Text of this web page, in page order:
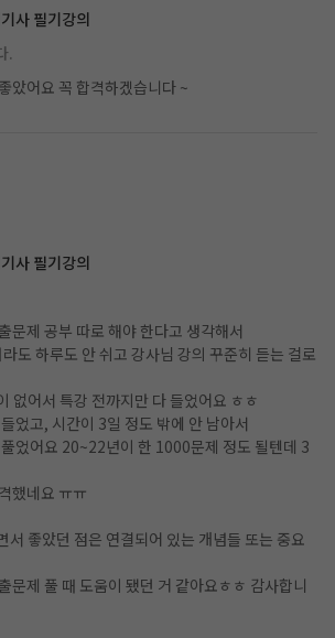
사 필기강의
.
았어요 꼭 합격하겠습니다 ~
사 필기강의
문제 공부 따로 해야 한다고 생각해서
도 하루도 안 쉬고 강사님 강의 꾸준히 듣는 걸로
없어서 특강 전까지만 다 들었어요 ㅎㅎ
었고, 시간이 3일 정도 밖에 안 남아서
었어요 20~22년이 한 1000문제 정도 될텐데 3
했네요 ㅠㅠ
서 좋았던 점은 연결되어 있는 개념들 또는 중요
문제 풀 때 도움이 됐던 거 같아요ㅎㅎ 감사합니